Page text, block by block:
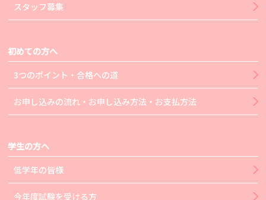
スタッフ募集
初めての方へ
3つのポイント・合格への道
お申し込みの流れ・お申し込み方法・お支払方法
学生の方へ
低学年の皆様
今年度試験を受ける方